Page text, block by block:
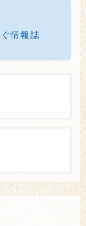
情報誌